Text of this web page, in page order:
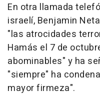
En otra llamada
israelí, Benjamin
"las atrocidades
Hamás el 7 de
abominables" y ha
"siempre" ha
mayor firmeza".